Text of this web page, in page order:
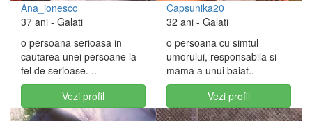
Ana_ionesco
37 ani - Galati
o persoana serioasa in
cautarea unei persoane la
fel de serioase. ..
Vezi profil
Capsunika20
32 ani - Galati
o persoana cu simtul
umorului, responsabila si
mama a unui baiat..
Vezi profil